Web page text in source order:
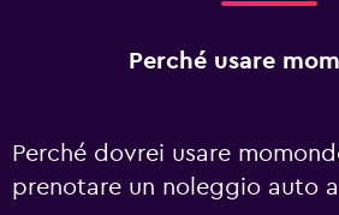
Perché usare
Perché dovrei usare
prenotare un noleggio auto